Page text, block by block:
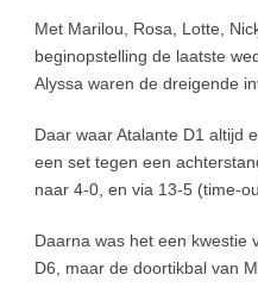
Met Marilou, Rosa, Lotte,
beginopstelling de laatste
Alyssa waren de dreigende
Daar waar Atalante D1 altijd
een set tegen een
naar 4-0, en via 13-5 (time-
Daarna was het een kwestie
D6, maar de doortikbal van